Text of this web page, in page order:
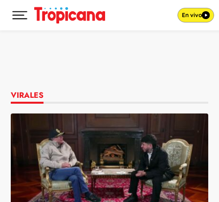
Desplegar menú principal En vivo
VIRALES